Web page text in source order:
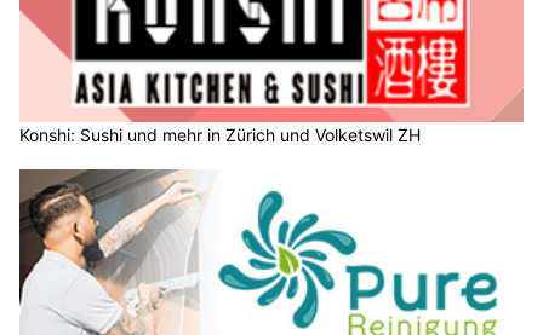
Konshi: Sushi und mehr in Zürich und Volketswil ZH